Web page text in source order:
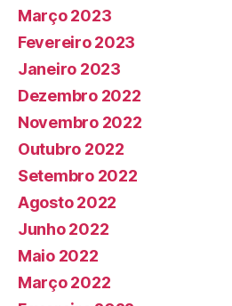
Março 2023
Fevereiro 2023
Janeiro 2023
Dezembro 2022
Novembro 2022
Outubro 2022
Setembro 2022
Agosto 2022
Junho 2022
Maio 2022
Março 2022